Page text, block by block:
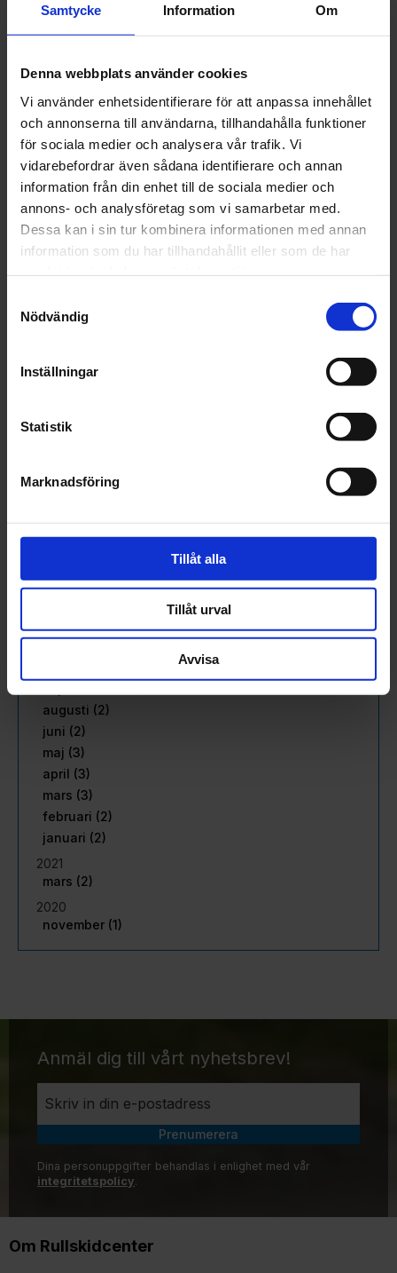
Samtycke Information Om
Denna webbplats använder cookies
Vi använder enhetsidentifierare för att anpassa innehållet
och annonserna till användarna, tillhandahålla funktioner
för sociala medier och analysera vår trafik. Vi
vidarebefordrar även sådana identifierare och annan
information från din enhet till de sociala medier och
annons- och analysföretag som vi samarbetar med.
Dessa kan i sin tur kombinera informationen med annan
information som du har tillhandahållit eller som de har
Nödvändig
Inställningar
Statistik
Marknadsföring
Tillåt alla
Tillåt urval
Avvisa
april (15)
januari (16)
2024
december (32)
november (1)
oktober (1)
september (1)
juni (1)
maj (1)
april (2)
mars (4)
november (5)
augusti (3)
juni (2)
mars (2)
januari (2)
augusti (2)
juni (2)
maj (3)
april (3)
mars (3)
februari (2)
januari (2)
2021
mars (2)
2020
november (1)
Anmäl dig till vårt nyhetsbrev!
Prenumerera
Dina personuppgifter behandlas i enlighet med vår
integritetspolicy.
Om Rullskidcenter